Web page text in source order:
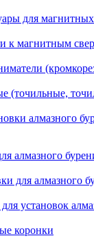
для
к магнитным
(точильные,
алмазного
алмазного
для алмазного
установок
коронки